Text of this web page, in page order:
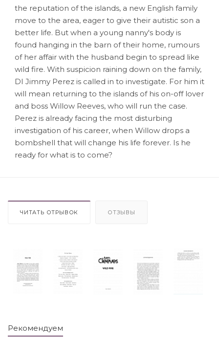
the reputation of the islands, a new English family
move to the area, eager to give their autistic son a
better life. But when a young nanny's body is
found hanging in the barn of their home, rumours
of her affair with the husband begin to spread like
wild fire. With suspicion raining down on the family,
DI Jimmy Perez is called in to investigate. For him it
will mean returning to the islands of his on-off lover
and boss Willow Reeves, who will run the case.
Perez is already facing the most disturbing
investigation of his career, when Willow drops a
bombshell that will change his life forever. Is he
ready for what is to come?
ЧИТАТЬ ОТРЫВОК ОТЗЫВЫ
Рекомендуем